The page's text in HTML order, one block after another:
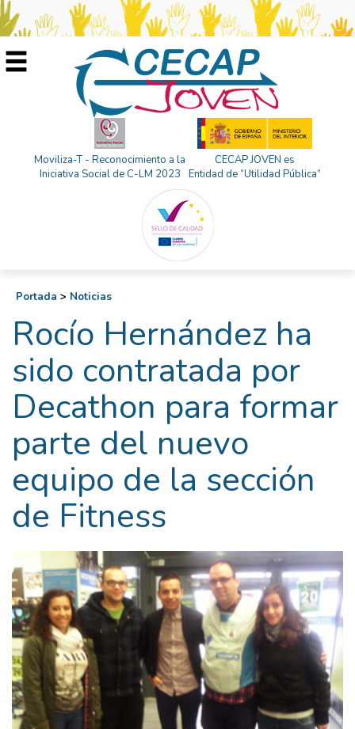
Moviliza-T - Reconocimiento a la
Iniciativa Social de C-LM 2023
CECAP JOVEN es
Entidad de “Utilidad Pública”
Portada > Noticias
Rocío Hernández ha
sido contratada por
Decathon para formar
parte del nuevo
equipo de la sección
de Fitness